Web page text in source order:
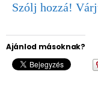
Szólj hozzá!
Ajánlod másoknak?